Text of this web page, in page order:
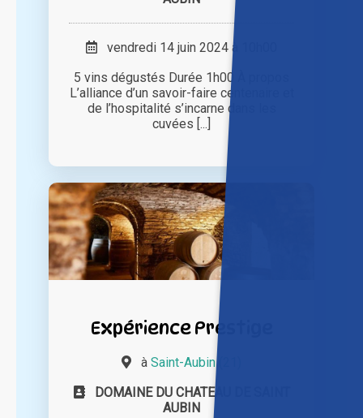
vendredi 14 juin 2024 à 10h00
5 vins dégustés Durée 1h00 À propos
L’alliance d’un savoir-faire centenaire et
de l’hospitalité s’incarne dans les
cuvées [...]
Expérience Prestige
à Saint-Aubin (21)
DOMAINE DU CHATEAU DE SAINT
AUBIN